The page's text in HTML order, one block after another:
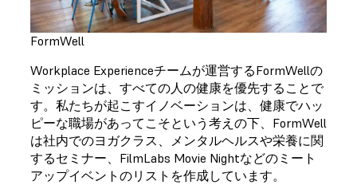
FormWell
Workplace Experienceチームが運営するFormWellの
ミッションは、すべての人の健康を優先することで
す。私たちが起こすイノベーションは、健康でハッ
ピーな職場があってこそという考えの下、FormWell
は社内でのヨガクラス、メンタルヘルスや栄養に関
するセミナー、FilmLabs Movie Nightなどのミート
アップイベントのリストを作成しています。